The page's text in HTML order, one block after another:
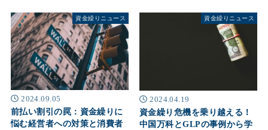
資金繰りニュース
2024.09.05
前払い割引の罠：資金繰りに
悩む経営者への対策と消費者
資金繰りニュース
2024.04.19
資金繰り危機を乗り越える！
中国万科とGLPの事例から学